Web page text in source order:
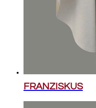
FRANZISKUS